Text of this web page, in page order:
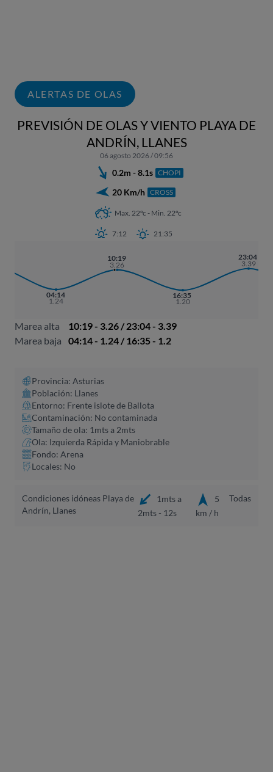
ALERTAS DE OLAS
PREVISIÓN DE OLAS Y VIENTO PLAYA DE
ANDRÍN, LLANES
06 agosto 2026 / 09:56
0.2m - 8.1s CHOPI
20 Km/h CROSS
Max. 22ºc - Min. 22ºc
7:12 21:35
04:14
1.24
10:19
3.26
16:35
1.20
23:04
3.39
Marea alta
10:19 - 3.26 / 23:04 - 3.39
Marea baja
04:14 - 1.24 / 16:35 - 1.2
Provincia: Asturias
Población: Llanes
Entorno: Frente islote de Ballota
Contaminación: No contaminada
Tamaño de ola: 1mts a 2mts
Ola: Izquierda Rápida y Maniobrable
Fondo: Arena
Locales: No
Condiciones idóneas Playa de
Andrín, Llanes
1mts a
2mts - 12s
5
km / h
Todas